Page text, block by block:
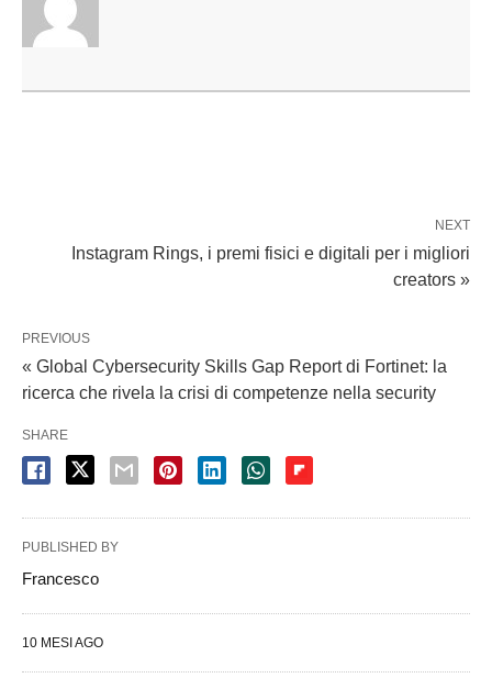
NEXT
Instagram Rings, i premi fisici e digitali per i migliori
creators »
PREVIOUS
« Global Cybersecurity Skills Gap Report di Fortinet: la
ricerca che rivela la crisi di competenze nella security
SHARE
PUBLISHED BY
Francesco
10 MESI AGO